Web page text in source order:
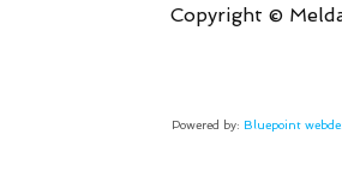
Copyright ©
Powered by: Bluepoint